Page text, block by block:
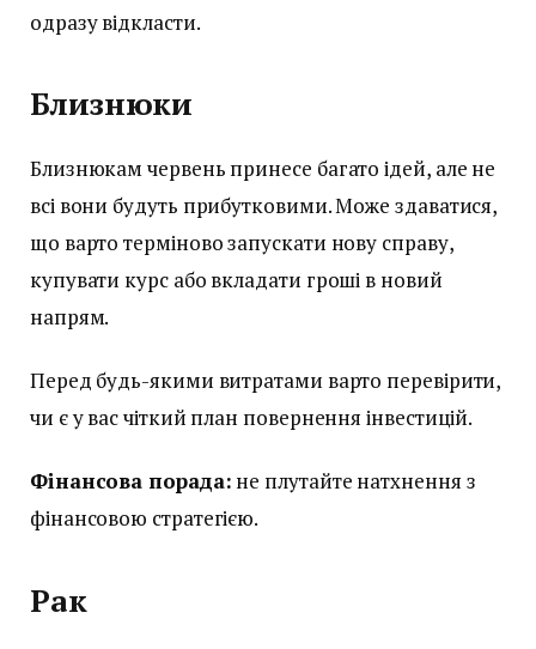
одразу відкласти.
Близнюки
Близнюкам червень принесе багато ідей, але не
всі вони будуть прибутковими. Може здаватися,
що варто терміново запускати нову справу,
купувати курс або вкладати гроші в новий
напрям.
Перед будь-якими витратами варто перевірити,
чи є у вас чіткий план повернення інвестицій.
Фінансова порада: не плутайте натхнення з
фінансовою стратегією.
Рак